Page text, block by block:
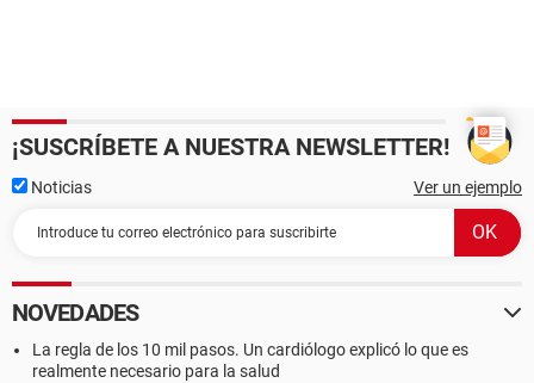
¡SUSCRÍBETE A NUESTRA NEWSLETTER!
Noticias Ver un ejemplo
NOVEDADES
La regla de los 10 mil pasos. Un cardiólogo explicó lo que es
realmente necesario para la salud